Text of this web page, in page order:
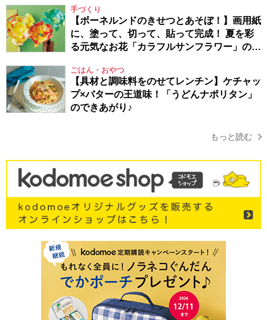
手づくり
【ボーネルンドのきせつとあそぼ！】画用紙
に、塗って、切って、貼って完成！ 夏を彩
る元気なお花「カラフルサンフラワー」の作
ごはん・おやつ
【具材と調味料をのせてレンチン】ケチャッ
プ×バターの王道味！「うどんナポリタン」
のできあがり♪
もっと読む